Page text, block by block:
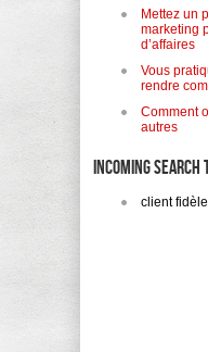
Mettez un
marketing
d’affaires
Vous
rendre
Comment
autres
Incoming search
client fidèle